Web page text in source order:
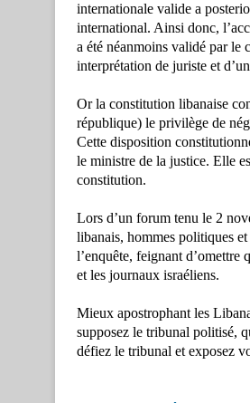
internationale valide a
international. Ainsi donc,
a été néanmoins validé par le
interprétation de juriste et
Or la constitution libanaise
république) le privilège de
Cette disposition
le ministre de la justice. Elle
constitution.
Lors d’un forum tenu le 2
libanais, hommes politiques
l’enquête, feignant
et les journaux israéliens.
Mieux apostrophant les
supposez le tribunal politisé,
défiez le tribunal et exposez